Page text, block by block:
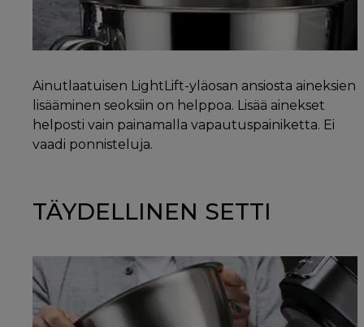
Ainutlaatuisen LightLift-yläosan ansiosta aineksien
lisääminen seoksiin on helppoa. Lisää ainekset
helposti vain painamalla vapautuspainiketta. Ei
vaadi ponnisteluja.
TÄYDELLINEN SETTI